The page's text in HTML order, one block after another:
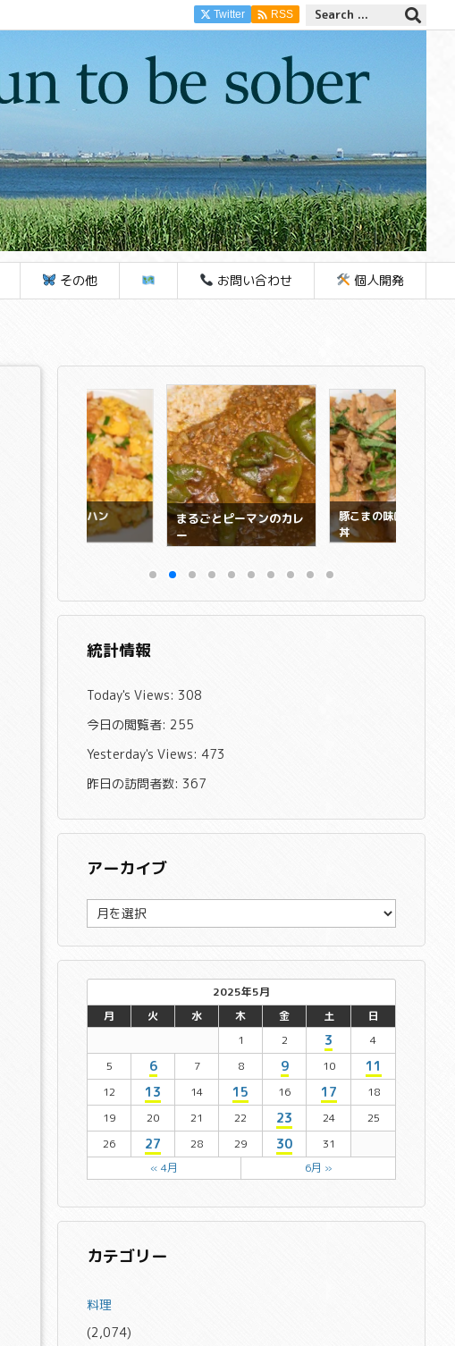
その他 お問い合わせ 個人開発
Twitter  RSS
カレーチャーハン
まるごとピーマンのカレ
ー
豚こまの味ぽんこって
丼
統計情報
Today's Views: 308
今日の閲覧者: 255
Yesterday's Views: 473
昨日の訪問者数: 367
アーカイブ
ー
カ
イ
ブ
2025年5月
月
火 水 木 金 土
日
1
2 3
4
5
6 7 8 9 10 11
12 13 14 15 16 17
18
19
20 21 22 23 24
25
26
27 28 29 30
31
« 4月
6月 »
カテゴリー
料理
(2,074)